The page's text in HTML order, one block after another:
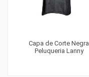
Capa de Corte Negra
Peluqueria Lanny